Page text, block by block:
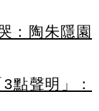
：陶朱隱園
點聲明」：